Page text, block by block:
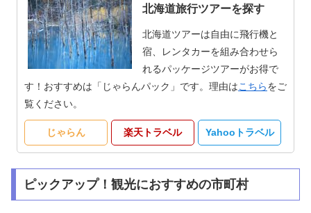
北海道旅行ツアーを探す
北海道ツアーは自由に飛行機と
宿、レンタカーを組み合わせら
れるパッケージツアーがお得で
す！おすすめは「じゃらんパック」です。理由はこちらをご
覧ください。
じゃらん 楽天トラベル Yahooトラベル
ピックアップ！観光におすすめの市町村